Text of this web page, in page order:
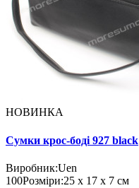
НОВИНКА
Сумки крос-боді 927 black
Виробник:Uen
100Розміри:25 х 17 х 7 см